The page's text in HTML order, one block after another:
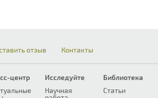
отзыв Контакты
центр
Исследуйте
Научная
Библиотека
Статьи